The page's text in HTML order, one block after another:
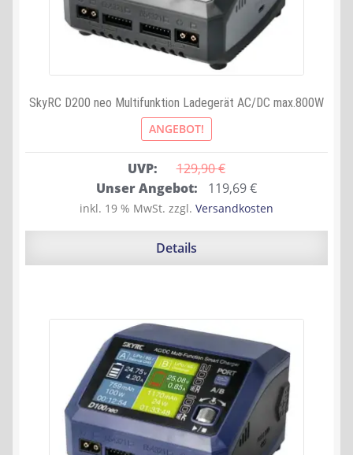
SkyRC D200 neo Multifunktion Ladegerät AC/DC max.800W
ANGEBOT!
UVP: 129,90 €
Ursprünglicher
Preis
war:
Unser Angebot: 119,69€Aktueller
Preis
ist:
inkl. 19 % MwSt. zzgl. Versandkosten
Details